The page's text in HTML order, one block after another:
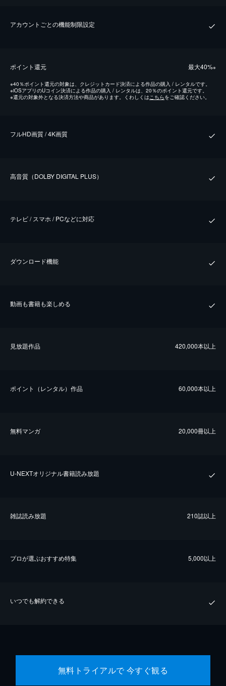
アカウントごとの機能制限設定
ポイント還元 最⼤40%※
※40％ポイント還元の対象は、クレジットカード決済による作品の購入 / レンタルです。
※iOSアプリのUコイン決済による作品の購入 / レンタルは、20％のポイント還元です。
※還元の対象外となる決済方法や商品があります。くわしくはこちらをご確認ください。
フルHD画質 / 4K画質
⾼⾳質（DOLBY DIGITAL PLUS）
テレビ / スマホ / PCなどに対応
ダウンロード機能
動画も書籍も楽しめる
⾒放題作品 420,000本以上
ポイント（レンタル）作品 60,000本以上
無料マンガ 20,000冊以上
U-NEXTオリジナル書籍読み放題
雑誌読み放題 210誌以上
プロが選ぶおすすめ特集 5,000以上
いつでも解約できる
無料トライアルで 今すぐ観る